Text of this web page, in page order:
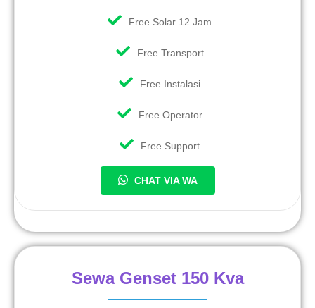
Free Solar 12 Jam
Free Transport
Free Instalasi
Free Operator
Free Support
CHAT VIA WA
Sewa Genset 150 Kva